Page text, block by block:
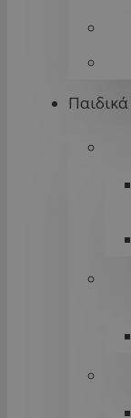
Παιδικά